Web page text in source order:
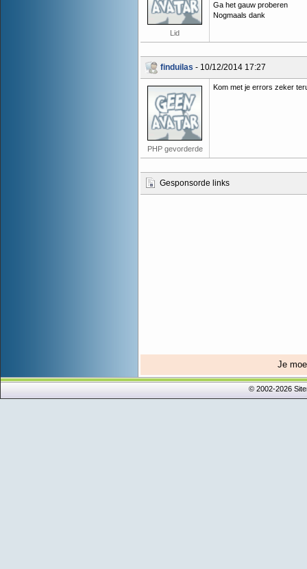
Lid
Ga het gauw proberen
Nogmaals dank
finduilas - 10/12/2014 17:27
PHP gevorderde
Kom met je errors zeker
Gesponsorde links
Je
© 2002-2026